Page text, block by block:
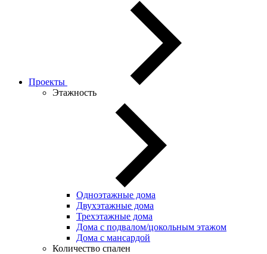
Проекты
Этажность
Одноэтажные дома
Двухэтажные дома
Трехэтажные дома
Дома с подвалом/цокольным этажом
Дома с мансардой
Количество спален